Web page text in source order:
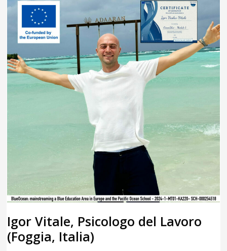
Igor Vitale, Psicologo del Lavoro
(Foggia, Italia)